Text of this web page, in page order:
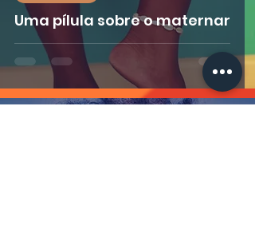
Uma pílula sobre o maternar